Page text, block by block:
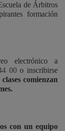
de Árbitros
formación
electrónico a
00o inscribirse
clases comienzan
con un equipo